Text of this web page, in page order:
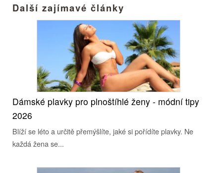
Další zajímavé články
Dámské plavky pro plnoštíhlé ženy - módní tipy
2026
Blíží se léto a určitě přemýšlíte, jaké si pořídíte plavky. Ne
každá žena se...